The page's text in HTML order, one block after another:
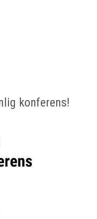
konferens!